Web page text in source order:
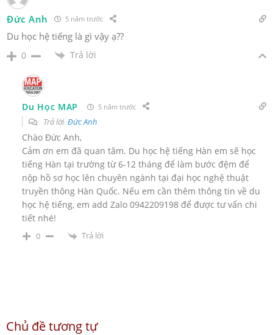
Đức Anh 5 năm trước
Du học hệ tiếng là gì vậy ạ??
0 Trả lời
Du Học MAP 5 năm trước
Trả lời Đức Anh
Chào Đức Anh,
Cảm ơn em đã quan tâm. Du học hệ tiếng Hàn em sẽ học
tiếng Hàn tại trường từ 6-12 tháng để làm bước đệm để
nộp hồ sơ học lên chuyên ngành tại đại học nghệ thuật
truyền thông Hàn Quốc. Nếu em cần thêm thông tin về du
học hệ tiếng, em add Zalo 0942209198 để được tư vấn chi
tiết nhé!
0 Trả lời
Chủ đề tương tự